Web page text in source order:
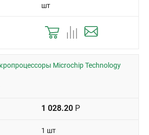
шт
Microchip Technology
1 028.20 Р
1 шт